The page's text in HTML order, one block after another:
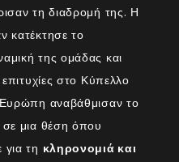
τη διαδρομή της. Η
κατέκτησε το
της ομάδας και
στο Κύπελλο
αναβάθμισαν το
μια θέση όπου
τη κληρονομιά και